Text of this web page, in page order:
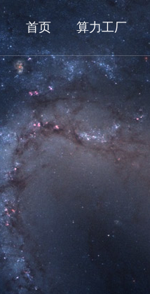
首页 算力工厂